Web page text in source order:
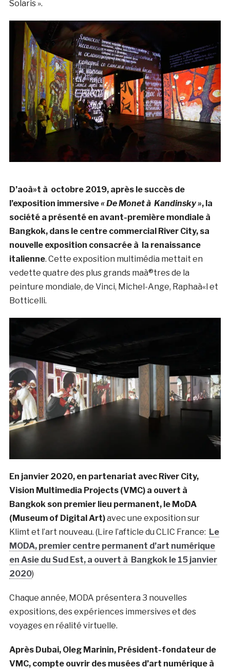
Solaris ».
D’aoà»t à octobre 2019, après le succès de
l’exposition immersive« De Monet à Kandinsky », la
société a présenté en avant-première mondiale à
Bangkok, dans le centre commercial River City, sa
nouvelle exposition consacrée à la renaissance
italienne. Cette exposition multimédia mettait en
vedette quatre des plus grands maà®tres de la
peinture mondiale, de Vinci, Michel-Ange, Raphaà«l et
Botticelli.
En janvier 2020, en partenariat avec River City,
Vision Multimedia Projects (VMC) a ouvert à
Bangkok son premier lieu permanent, le MoDA
(Museum of Digital Art)avec une exposition sur
Klimt et l’art nouveau. (Lire l’afticle du CLIC France: Le
MODA, premier centre permanent d’art numérique
en Asie du Sud Est, a ouvert à Bangkok le 15 janvier
2020)
Chaque année, MODA présentera 3 nouvelles
expositions, des expériences immersives et des
voyages en réalité virtuelle.
Après Dubai, Oleg Marinin, Président-fondateur de
VMC, compte ouvrir des musées d’art numérique à